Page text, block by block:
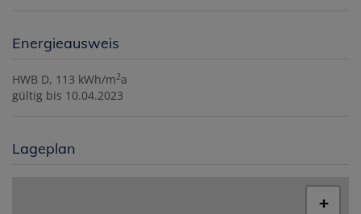
Energieausweis
HWB D, 113 kWh/m2a
gültig bis 10.04.2023
Lageplan
+